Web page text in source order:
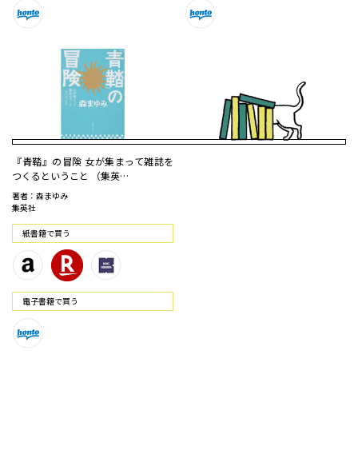
『青鞜』の冒険 女が集まって雑誌を
つくるということ （集英…
著者：森まゆみ
集英社
紙書籍で買う
電⼦書籍で買う